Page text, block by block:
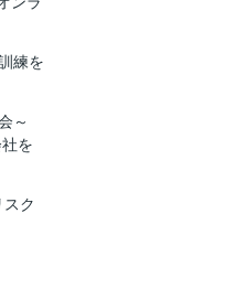
練を
～
を
ク